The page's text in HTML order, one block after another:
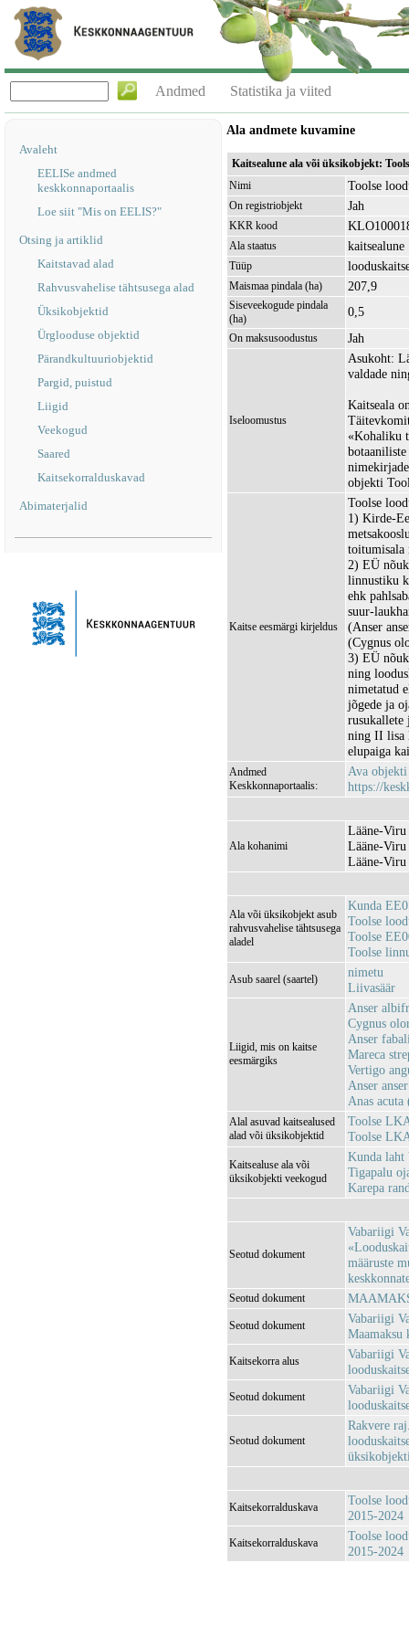
Andmed Statistika ja viited
Avaleht
EELISe andmed
keskkonnaportaalis
Loe siit "Mis on EELIS?"
Otsing ja artiklid
Kaitstavad alad
Rahvusvahelise tähtsusega alad
Üksikobjektid
Ürglooduse objektid
Pärandkultuuriobjektid
Pargid, puistud
Liigid
Veekogud
Saared
Kaitsekorralduskavad
Abimaterjalid
Ala andmete kuvamine
Kaitsealune ala või üksikobjekt:
Nimi
Toolse
On registriobjekt Jah
KKR kood
Ala staatus kaitsealune
Tüüp
Maismaa pindala (ha) 207,9
Siseveekogude pindala
(ha)
0,5
On maksusoodustus Jah
Iseloomustus
Asukoht:
valdade
Kaitseala
«Kohaliku
objekti
Kaitse eesmärgi kirjeldus
Toolse
1) Kirde-
toitumisala
2) EÜ
linnustiku
ehk
suur-
(Anser
(Cygnus
3) EÜ
ning
nimetatud
jõgede ja
rusukallete
ning II lisa
elupaiga
Andmed
Keskkonnaportaalis:
Ava objekti
https://
Ala kohanimi
Lääne-
Lääne-
Lääne-
Ala või üksikobjekt asub
rahvusvahelise tähtsusega
aladel
Kunda
Toolse
Toolse
Toolse
Asub saarel (saartel)
nimetu
Liivasäär
Liigid, mis on kaitse
eesmärgiks
Anser
Cygnus
Anser
Mareca
Vertigo
Anser
Anas acuta
Alal asuvad kaitsealused
alad või üksikobjektid
Toolse
Toolse
Kaitsealuse ala või
üksikobjekti veekogud
Kunda laht
Tigapalu
Karepa
Seotud dokument
Vabariigi
määruste
Seotud dokument
Seotud dokument
Vabariigi
Maamaksu
Kaitsekorra alus
Vabariigi
Seotud dokument
Vabariigi
Seotud dokument
Rakvere
Kaitsekorralduskava
Toolse
2015-2024
Kaitsekorralduskava
Toolse
2015-2024